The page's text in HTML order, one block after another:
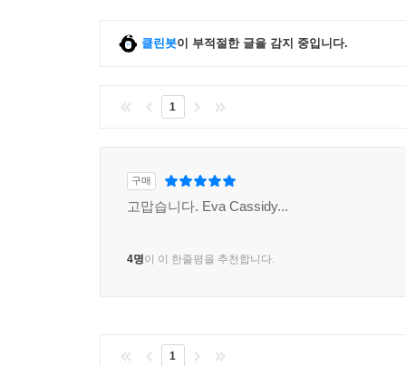
클린봇이 부적절한 글을 감지 중입니다.
1
구매
고맙습니다. Eva Cassidy...
4명이 이 한줄평을 추천합니다.
1